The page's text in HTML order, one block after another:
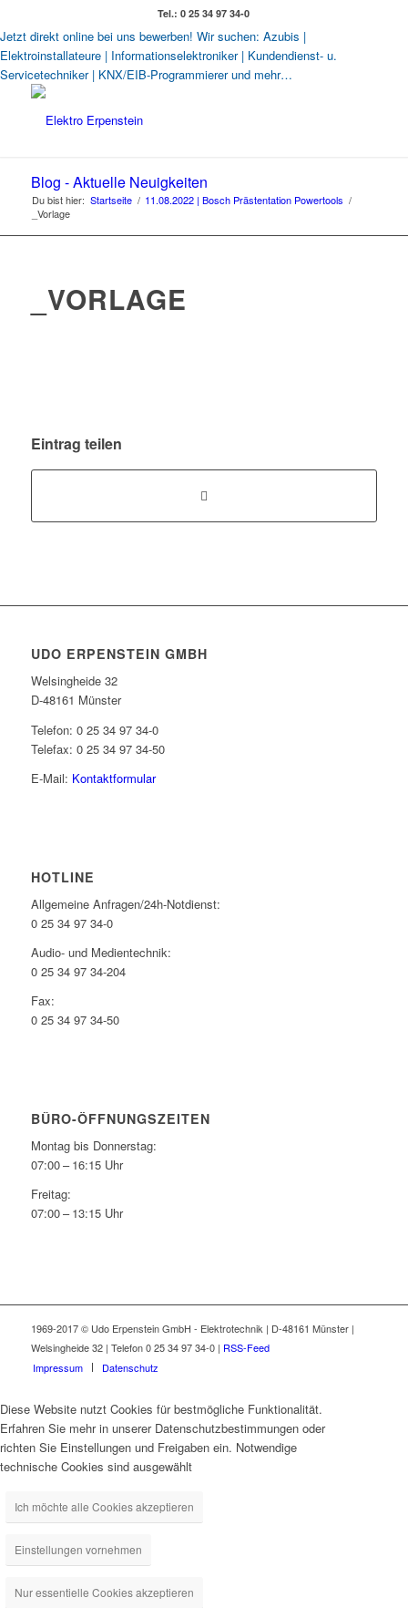
Tel.: 0 25 34 97 34-0
Jetzt direkt online bei uns bewerben! Wir suchen: Azubis |
Elektroinstallateure | Informationselektroniker | Kundendienst- u.
Servicetechniker | KNX/EIB-Programmierer und mehr…
Blog - Aktuelle Neuigkeiten
Du bist hier: Startseite / 11.08.2022 | Bosch Prästentation Powertools /
_Vorlage
_VORLAGE
Eintrag teilen
UDO ERPENSTEIN GMBH
Welsingheide 32
D-48161 Münster
Telefon: 0 25 34 97 34-0
Telefax: 0 25 34 97 34-50
E-Mail: Kontaktformular
HOTLINE
Allgemeine Anfragen/24h-Notdienst:
0 25 34 97 34-0
Audio- und Medientechnik:
0 25 34 97 34-204
Fax:
0 25 34 97 34-50
BÜRO-ÖFFNUNGSZEITEN
Montag bis Donnerstag:
07:00 – 16:15 Uhr
Freitag:
07:00 – 13:15 Uhr
1969-2017 © Udo Erpenstein GmbH - Elektrotechnik | D-48161 Münster |
Welsingheide 32 | Telefon 0 25 34 97 34-0 | RSS-Feed
Impressum
Datenschutz
Diese Website nutzt Cookies für bestmögliche Funktionalität.
Erfahren Sie mehr in unserer Datenschutzbestimmungen oder
richten Sie Einstellungen und Freigaben ein. Notwendige
technische Cookies sind ausgewählt
Ich möchte alle Cookies akzeptieren
Einstellungen vornehmen
Nur essentielle Cookies akzeptieren